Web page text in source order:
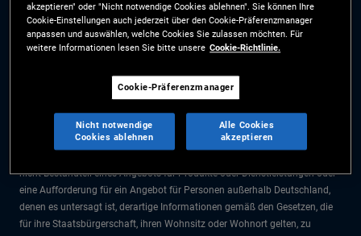
Die Informationen auf dieser Website sind ausschließlich für Deutsche
Staatsbürger bestimmt.
ausschließlich zu Informationszwecken und dürfen nicht als
Anlageberatung verstanden werden. Anleger sollten vor einer
Die Produkte und Dienstleistungen stehen nur Bürgern dieser
nicht Bestandteil eines Angebots für Produkte oder Dienstleistungen oder
eine Aufforderung für ein Angebot für Personen außerhalb Deutschland,
denen es untersagt ist, derartige Informationen gemäß den Gesetzen, die
für ihre Staatsbürgerschaft, ihren Wohnsitz oder Wohnort gelten, zu
akzeptieren" oder "Nicht notwendige Cookies ablehnen". Sie können Ihre
Cookie-Einstellungen auch jederzeit über den Cookie-Präferenzmanager
anpassen und auswählen, welche Cookies Sie zulassen möchten. Für
weitere Informationen lesen Sie bitte unsere Cookie-Richtlinie.
Cookie-Präferenzmanager
Nicht notwendige
Cookies ablehnen
Alle Cookies
akzeptieren